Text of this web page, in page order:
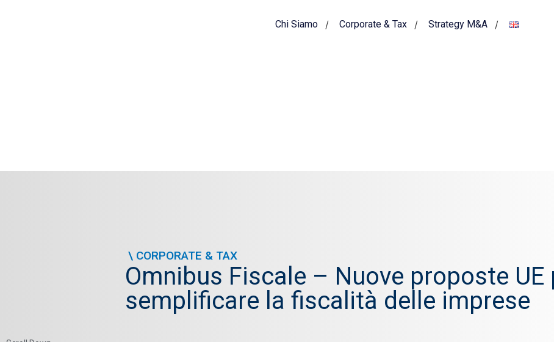
Chi Siamo Corporate & Tax Strategy M&A
\ CORPORATE & TAX
Omnibus Fiscale – Nuove proposte UE
semplificare la fiscalità delle imprese